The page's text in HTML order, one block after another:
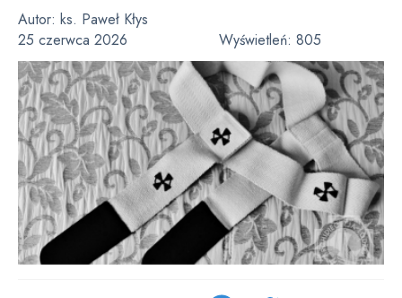
Autor: ks. Paweł Kłys
25 czerwca 2026
Wyświetleń: 805